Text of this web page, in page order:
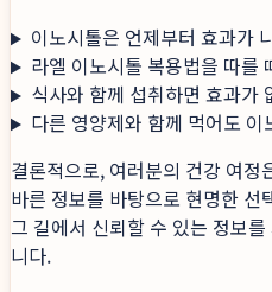
이노시톨은 언제부터 효과가
라엘 이노시톨 복용법을 따를
식사와 함께 섭취하면 효과가
다른 영양제와 함께 먹어도
결론적으로, 여러분의 건강 여정
바른 정보를 바탕으로 현명한
그 길에서 신뢰할 수 있는 정보
니다.